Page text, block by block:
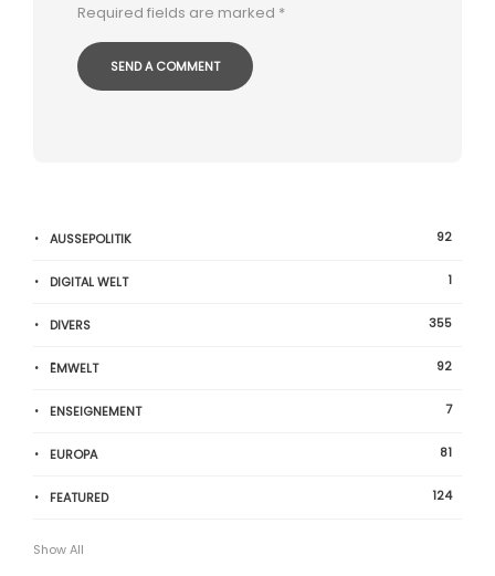
Required fields are marked *
AUSSEPOLITIK 92
DIGITAL WELT 1
DIVERS 355
ËMWELT 92
ENSEIGNEMENT 7
EUROPA 81
FEATURED 124
Show All